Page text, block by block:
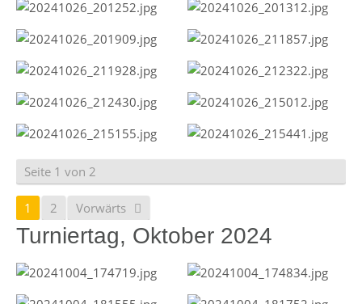
Seite 1 von 2
1 2 Vorwärts
Turniertag, Oktober 2024